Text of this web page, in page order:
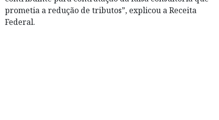
prometia a redução de tributos”, explicou a Receita
Federal.